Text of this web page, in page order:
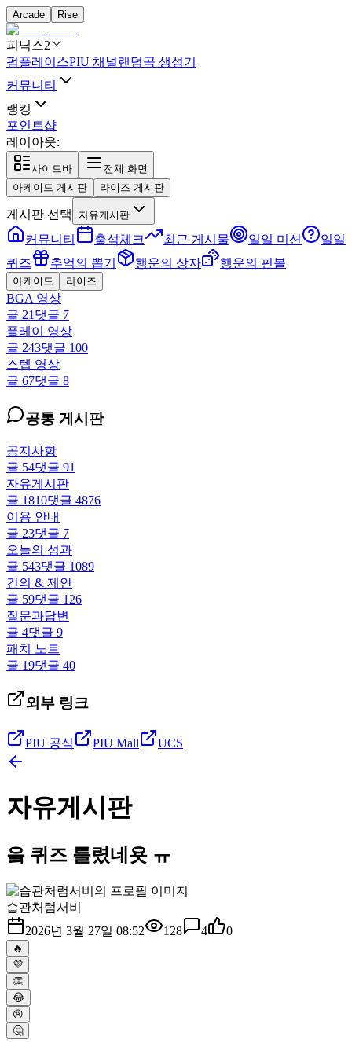
Arcade Rise
피닉스2
펌플레이스PIU 채널랜덤곡 생성기
커뮤니티
랭킹
포인트샵
레이아웃:
사이드바
전체 화면
아케이드 게시판
라이즈 게시판
게시판 선택 자유게시판
커뮤니티 출석체크 최근 게시물 일일 미션
일일
퀴즈
추억의 뽑기 행운의 상자 행운의 핀볼
아케이드 라이즈
BGA 영상
글 21 댓글 7
플레이 영상
글 243댓글 100
스텝 영상
글 67댓글 8
공통 게시판
공지사항
글 54댓글 91
자유게시판
글 1810댓글 4876
이용 안내
글 23댓글 7
오늘의 성과
글 543댓글 1089
건의 & 제안
글 59댓글 126
질문과답변
글 4댓글 9
패치 노트
글 19댓글 40
외부 링크
PIU 공식 PIU Mall UCS
자유게시판
읔 퀴즈 틀렸네욧 ㅠ
습관처럼서비
2026년 3월 27일 08:52
128 4 0
🔥
💜
👏
😂
😢
🤔